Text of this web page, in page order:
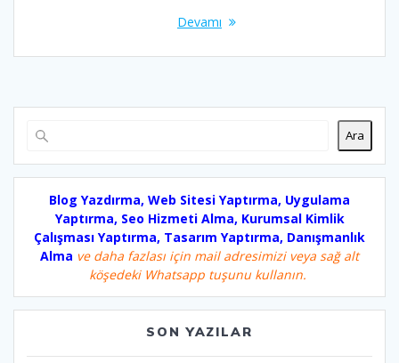
Devamı
Ara
Blog Yazdırma, Web Sitesi Yaptırma, Uygulama
Yaptırma, Seo Hizmeti Alma, Kurumsal Kimlik
Çalışması Yaptırma, Tasarım Yaptırma, Danışmanlık
Alma ve daha fazlası için mail adresimizi veya sağ alt
köşedeki Whatsapp tuşunu kullanın.
SON YAZILAR